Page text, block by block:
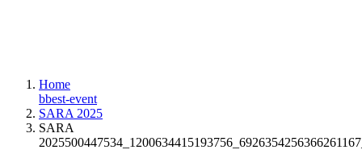
Home
bbest-event
SARA 2025
SARA